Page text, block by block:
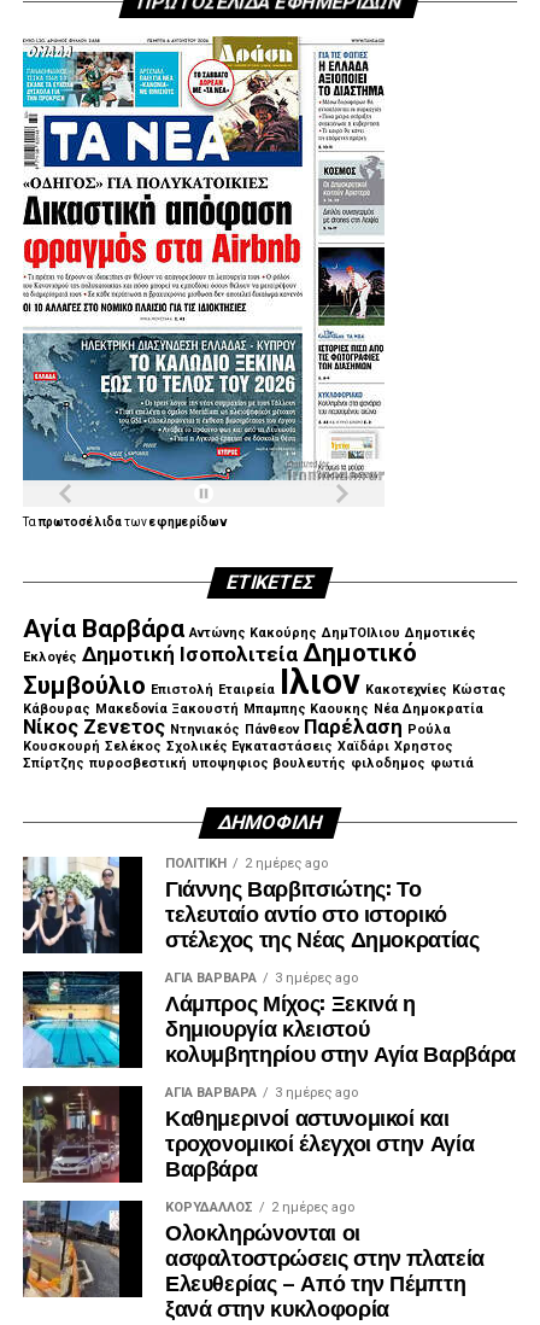
Ταπρωτοσέλιδατωνεφημερίδων
ΕΤΙΚΈΤΕΣ
Αγία Βαρβάρα Αντώνης Κακούρης ΔημΤΟΙλιου Δημοτικές
Εκλογές Δημοτική Ισοπολιτεία Δημοτικό
Συμβούλιο Επιστολή Εταιρεία Ιλιον Κακοτεχνίες Κώστας
Κάβουρας Μακεδονία Ξακουστή Μπαμπης Καουκης Νέα Δημοκρατία
Νίκος Ζενετος Ντηνιακός Πάνθεον Παρέλαση Ρούλα
Κουσκουρή Σελέκος Σχολικές Εγκαταστάσεις Χαϊδάρι Χρηστος
Σπίρτζης πυροσβεστική υποψηφιος βουλευτής φιλοδημος φωτιά
ΔΗΜΟΦΙΛΉ
ΠΟΛΙΤΙΚΉ 2 ημέρες ago
Γιάννης Βαρβιτσιώτης: Το
τελευταίο αντίο στο ιστορικό
στέλεχος της Νέας Δημοκρατίας
ΑΓΙΑ ΒΑΡΒΑΡΑ 3 ημέρες ago
Λάμπρος Μίχος: Ξεκινά η
δημιουργία κλειστού
κολυμβητηρίου στην Αγία Βαρβάρα
ΑΓΙΑ ΒΑΡΒΑΡΑ 3 ημέρες ago
Καθημερινοί αστυνομικοί και
τροχονομικοί έλεγχοι στην Αγία
Βαρβάρα
ΚΟΡΥΔΑΛΛΟΣ 2 ημέρες ago
Ολοκληρώνονται οι
ασφαλτοστρώσεις στην πλατεία
Ελευθερίας – Από την Πέμπτη
ξανά στην κυκλοφορία